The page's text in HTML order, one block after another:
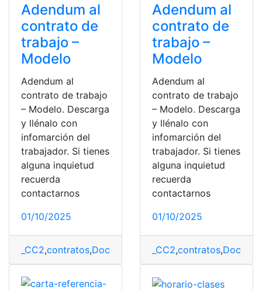
Adendum al
contrato de
trabajo –
Modelo
Adendum al
contrato de trabajo
– Modelo. Descarga
y llénalo con
infomarción del
trabajador. Si tienes
alguna inquietud
recuerda
contactarnos
01/10/2025
_CC2,contratos,Documentos Ecuador,Herramientas
Adendum al
contrato de
trabajo –
Modelo
Adendum al
contrato de trabajo
– Modelo. Descarga
y llénalo con
infomarción del
trabajador. Si tienes
alguna inquietud
recuerda
contactarnos
01/10/2025
_CC2,contratos,